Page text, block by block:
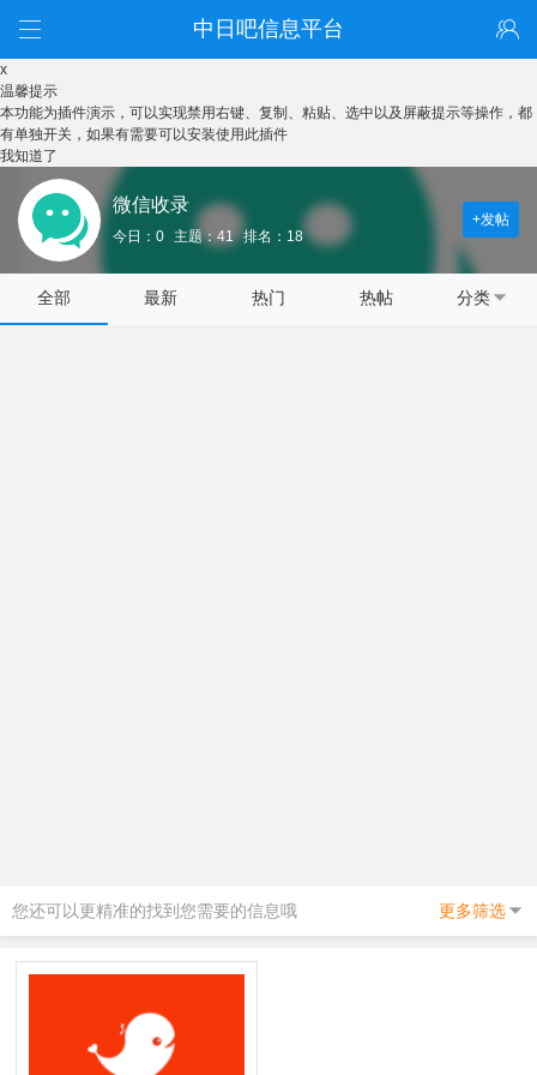
中日吧信息平台
x
温馨提示
本功能为插件演示，可以实现禁用右键、复制、粘贴、选中以及屏蔽提示等操作，都
有单独开关，如果有需要可以安装使用此插件
我知道了
微信收录
今日：0 主题：41 排名：18
+发帖
全部 最新 热门 热帖 分类
您还可以更精准的找到您需要的信息哦 更多筛选